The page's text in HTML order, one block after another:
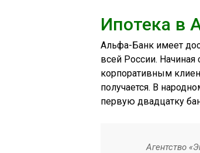
Ипотека в
Альфа-Банк имеет
всей России. Начиная
корпоративным
получается. В
первую двадцатку
Агентство